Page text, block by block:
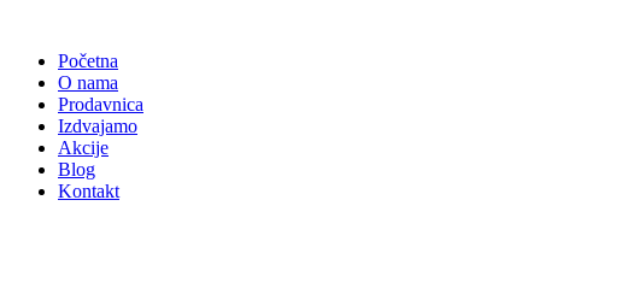
sadržajPočetna
O nama
Prodavnica
Izdvajamo
Akcije
Blog
Kontakt